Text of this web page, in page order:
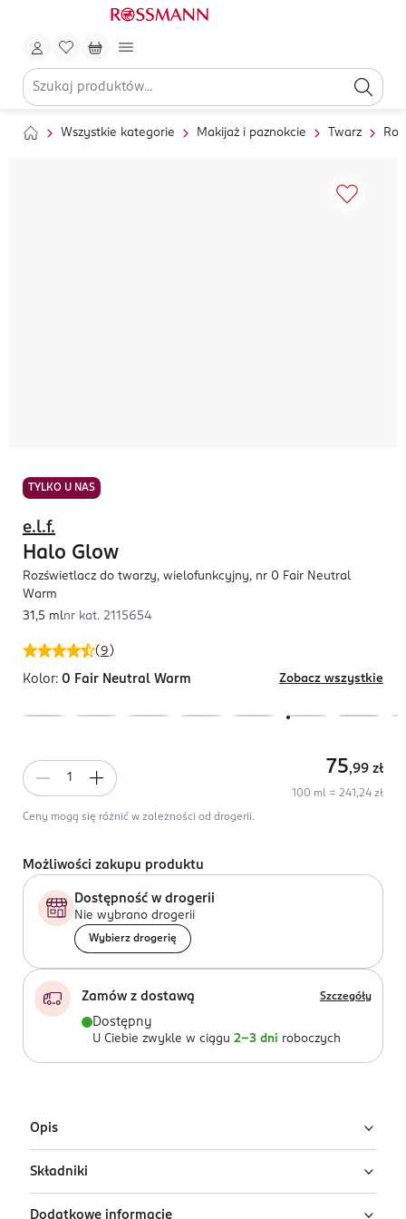
Wszystkie kategorie Makijaż i paznokcie Twarz
TYLKO U NAS
(9 )
e.l.f.
Halo Glow
Rozświetlacz do twarzy, wielofunkcyjny, nr 0 Fair Neutral
Warm
31,5 mlnr kat. 2115654
Kolor: 0 Fair Neutral Warm Zobacz wszystkie
75,99 zł
100 ml = 241,24 zł
Ceny mogą się różnić w zależności od drogerii.
Możliwości zakupu produktu
Dostępność w drogerii
Nie wybrano drogerii
Wybierz drogerię
Zamów z dostawą Szczegóły
Dostępny
U Ciebie zwykle w ciągu 2-3 dni roboczych
Opis
Wielofunkcyjny rozświetlacz do twarzy e.l.f.
Halo Glow Liquid Filter w odcieniu Fair
Składniki
Dodatkowe informacje